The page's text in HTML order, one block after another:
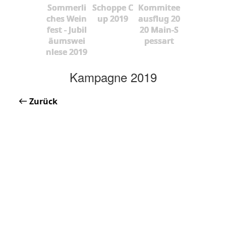
Sommerli
ches Wein
fest - Jubil
äumswei
nlese 2019
Schoppe C
up 2019
Kommitee
ausflug 20
20 Main-S
pessart
Kampagne 2019
Zurück